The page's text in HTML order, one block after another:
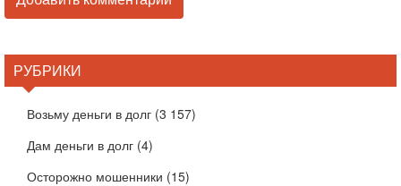
РУБРИКИ
Возьму деньги в долг (3 157)
Дам деньги в долг (4)
Осторожно мошенники (15)